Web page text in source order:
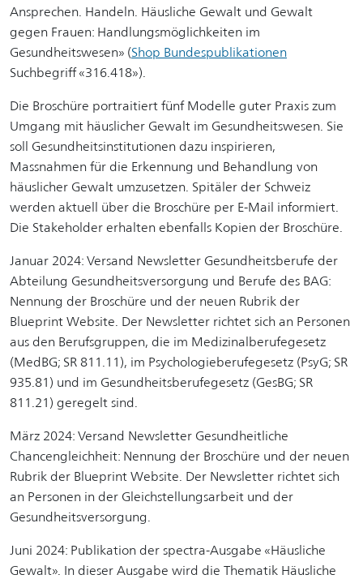
Ansprechen. Handeln. Häusliche Gewalt und Gewalt
gegen Frauen: Handlungsmöglichkeiten im
Gesundheitswesen» (Shop Bundespublikationen
Suchbegriff «316.418»).
Die Broschüre portraitiert fünf Modelle guter Praxis zum
Umgang mit häuslicher Gewalt im Gesundheitswesen. Sie
soll Gesundheitsinstitutionen dazu inspirieren,
Massnahmen für die Erkennung und Behandlung von
häuslicher Gewalt umzusetzen. Spitäler der Schweiz
werden aktuell über die Broschüre per E-Mail informiert.
Die Stakeholder erhalten ebenfalls Kopien der Broschüre.
Januar 2024: Versand Newsletter Gesundheitsberufe der
Abteilung Gesundheitsversorgung und Berufe des BAG:
Nennung der Broschüre und der neuen Rubrik der
Blueprint Website. Der Newsletter richtet sich an Personen
aus den Berufsgruppen, die im Medizinalberufegesetz
(MedBG; SR 811.11), im Psychologieberufegesetz (PsyG; SR
935.81) und im Gesundheitsberufegesetz (GesBG; SR
811.21) geregelt sind.
März 2024: Versand Newsletter Gesundheitliche
Chancengleichheit: Nennung der Broschüre und der neuen
Rubrik der Blueprint Website. Der Newsletter richtet sich
an Personen in der Gleichstellungsarbeit und der
Gesundheitsversorgung.
Juni 2024: Publikation der spectra-Ausgabe «Häusliche
Gewalt». In dieser Ausgabe wird die Thematik Häusliche